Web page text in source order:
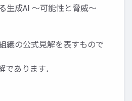
生成AI ～可能性と脅威～
織の公式見解を表すもので
あります．